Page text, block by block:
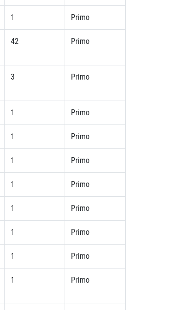
1 Primo
42 Primo
3 Primo
1 Primo
1 Primo
1 Primo
1 Primo
1 Primo
1 Primo
1 Primo
1 Primo